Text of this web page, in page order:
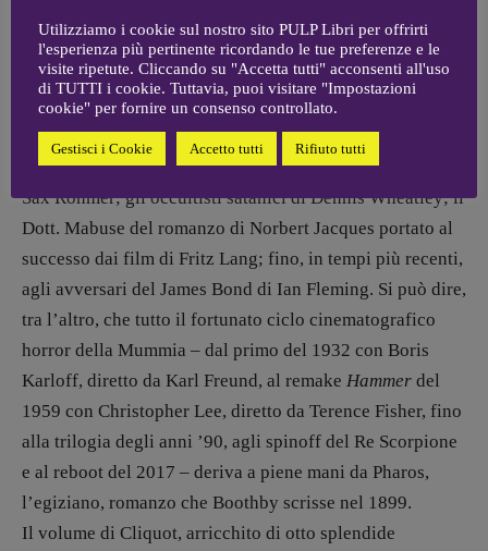
Il fascino dei villain dei suoi romanzi supera di gran
lunga, però, quello dei protagonisti positivi. In questo
aspetto Boothby anticipa autori e personaggi di lì a poco
popolari nello stesso ambito narrativo: il Fu-Manchu di
Sax Rohmer; gli occultisti satanici di Dennis Wheatley; il
Dott. Mabuse del romanzo di Norbert Jacques portato al
successo dai film di Fritz Lang; fino, in tempi più recenti,
agli avversari del James Bond di Ian Fleming. Si può dire,
tra l’altro, che tutto il fortunato ciclo cinematografico
horror della Mummia – dal primo del 1932 con Boris
Karloff, diretto da Karl Freund, al remake Hammer del
1959 con Christopher Lee, diretto da Terence Fisher, fino
alla trilogia degli anni ’90, agli spinoff del Re Scorpione
e al reboot del 2017 – deriva a piene mani da Pharos,
l’egiziano, romanzo che Boothby scrisse nel 1899.
Il volume di Cliquot, arricchito di otto splendide
Utilizziamo i cookie sul nostro sito PULP Libri per offrirti
l'esperienza più pertinente ricordando le tue preferenze e le
visite ripetute. Cliccando su "Accetta tutti" acconsenti all'uso
di TUTTI i cookie. Tuttavia, puoi visitare "Impostazioni
cookie" per fornire un consenso controllato.
Gestisci i Cookie Accetto tutti Rifiuto tutti